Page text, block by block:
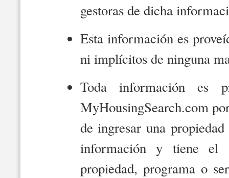
gestoras de dicha
Esta información es
ni implícitos de ninguna
Toda información es
MyHousingSearch.com
de ingresar una
información y tiene el
propiedad, programa o